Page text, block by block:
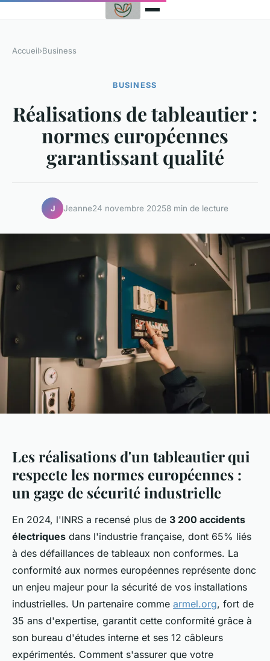
Accueil›Business
BUSINESS
Réalisations de tableautier :
normes européennes
garantissant qualité
J Jeanne24 novembre 20258 min de lecture
Les réalisations d'un tableautier qui
respecte les normes européennes :
un gage de sécurité industrielle
En 2024, l'INRS a recensé plus de 3 200 accidents
électriques dans l'industrie française, dont 65% liés
à des défaillances de tableaux non conformes. La
conformité aux normes européennes représente donc
un enjeu majeur pour la sécurité de vos installations
industrielles. Un partenaire comme armel.org, fort de
35 ans d'expertise, garantit cette conformité grâce à
son bureau d'études interne et ses 12 câbleurs
expérimentés. Comment s'assurer que votre